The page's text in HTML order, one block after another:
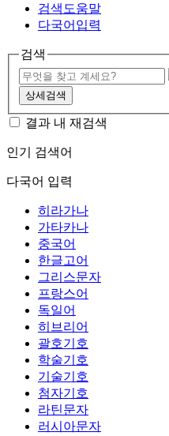
검색도움말
다국어입력
검색
상세검색
결과 내 재검색
인기 검색어
다국어 입력
히라가나
가타카나
중국어
한글고어
그리스문자
프랑스어
독일어
히브리어
괄호기호
학술기호
기술기호
첨자기호
라틴문자
러시아문자